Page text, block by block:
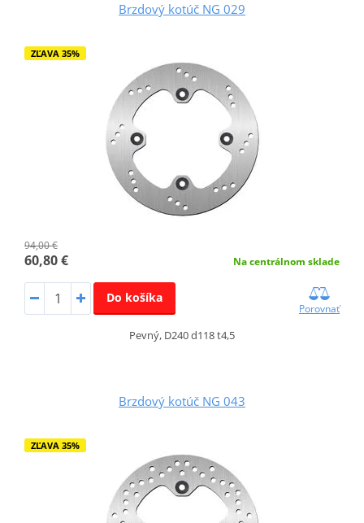
Brzdový kotúč NG 029
ZĽAVA 35%
94,00 €
60,80 € Na centrálnom sklade
Do košíka
Porovnať
Pevný, D240 d118 t4,5
Brzdový kotúč NG 043
ZĽAVA 35%